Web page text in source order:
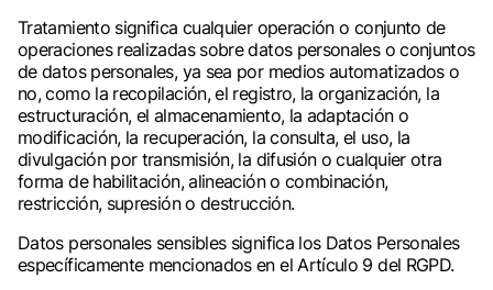
Tratamiento significa cualquier operación o conjunto de
operaciones realizadas sobre datos personales o conjuntos
de datos personales, ya sea por medios automatizados o
no, como la recopilación, el registro, la organización, la
estructuración, el almacenamiento, la adaptación o
modificación, la recuperación, la consulta, el uso, la
divulgación por transmisión, la difusión o cualquier otra
forma de habilitación, alineación o combinación,
restricción, supresión o destrucción.
Datos personales sensibles significa los Datos Personales
específicamente mencionados en el Artículo 9 del RGPD.